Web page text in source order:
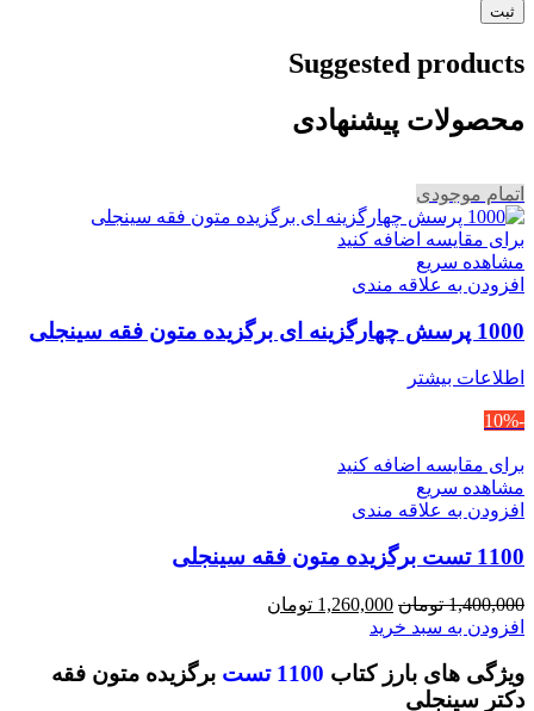
Suggested products
محصولات پیشنهادی
اتمام موجودی
برای مقایسه اضافه کنید
مشاهده سریع
افزودن به علاقه مندی
1000 پرسش چهارگزینه ای برگزیده متون فقه سینجلی
اطلاعات بیشتر
-10%
برای مقایسه اضافه کنید
مشاهده سریع
افزودن به علاقه مندی
1100 تست برگزیده متون فقه سینجلی
1,400,000 تومان قیمت
اصلی
بود.
1,260,000 تومان
است.
افزودن به سبد خرید
ویژگی های بارز کتاب 1100 تست
برگزیده متون فقه
دکتر سینجلی